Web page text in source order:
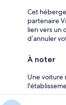
Cet
partenaire
lien vers un
d’annuler
À noter
Une voiture